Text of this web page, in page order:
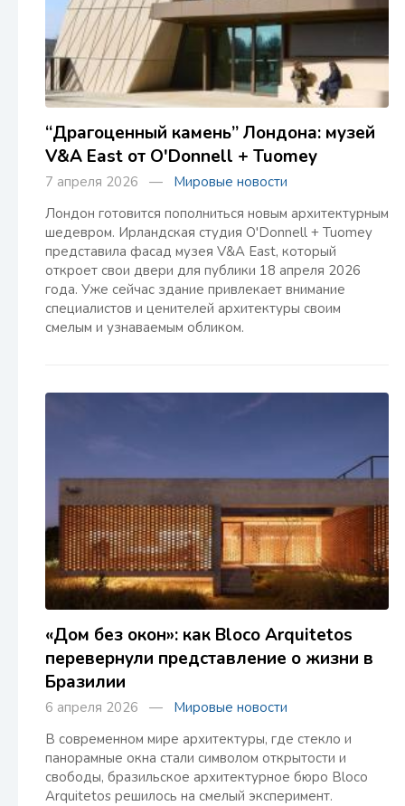
“Драгоценный камень” Лондона: музей
V&A East от O'Donnell + Tuomey
7 апреля 2026 — Мировые новости
Лондон готовится пополниться новым архитектурным
шедевром. Ирландская студия O'Donnell + Tuomey
представила фасад музея V&A East, который
откроет свои двери для публики 18 апреля 2026
года. Уже сейчас здание привлекает внимание
специалистов и ценителей архитектуры своим
смелым и узнаваемым обликом.
«Дом без окон»: как Bloco Arquitetos
перевернули представление о жизни в
Бразилии
6 апреля 2026 — Мировые новости
В современном мире архитектуры, где стекло и
панорамные окна стали символом открытости и
свободы, бразильское архитектурное бюро Bloco
Arquitetos решилось на смелый эксперимент.